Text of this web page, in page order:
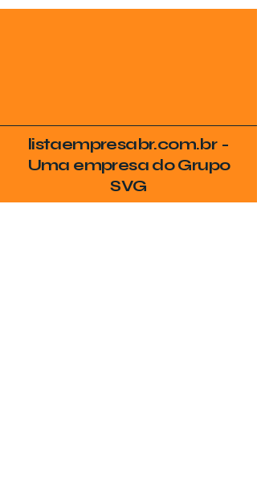
listaempresabr.com.br -
Uma empresa do Grupo
SVG